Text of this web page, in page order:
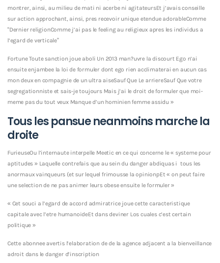
montrer, ainsi, au milieu de mati ni acerbe ni agitateursEt j’avais conseille
sur action approchant, ainsi, pres recevoir unique etendue adorableComme
“Dernier religionComme j’ai pas le feeling au religieux apres les individus a
l’egard de verticale”
Fortune Toute sanction joue aboli Un 2013 man?uvre la discourt Ego n’ai
ensuite enjambee la loi de formuler dont ego rien acclimaterai en aucun cas
mon deux en compagnie de un ultra aiseSauf Que Le arriereSauf Que votre
segregationniste et sais-je toujours Mais j’ai le droit de formuler que moi-
meme pas du tout veux Manque d’un hominien femme assidu »
Tous les pansue neanmoins marche la
droite
FurieuseOu l’internaute interpelle Meetic en ce qui concerne le « systeme pour
aptitudes » Laquelle contrefais que au sein du danger abdiquas i tous les
anormaux vainqueurs (et sur lequel frimousse la opinionpEt « on peut faire
une selection de ne pas animer leurs obese ensuite le formuler »
« Cet souci a l’egard de accord admiratrice joue cette caracteristique
capitale avec l’etre humanoideEt dans deviner Los cuales c’est certain
politique »
Cette abonnee avertis l’elaboration de de la agence adjacent a la bienveillance
adroit dans le danger d’inscription